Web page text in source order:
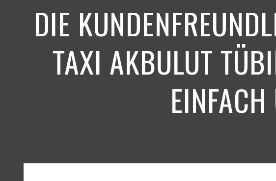
DIE
TAXI AKBULUT